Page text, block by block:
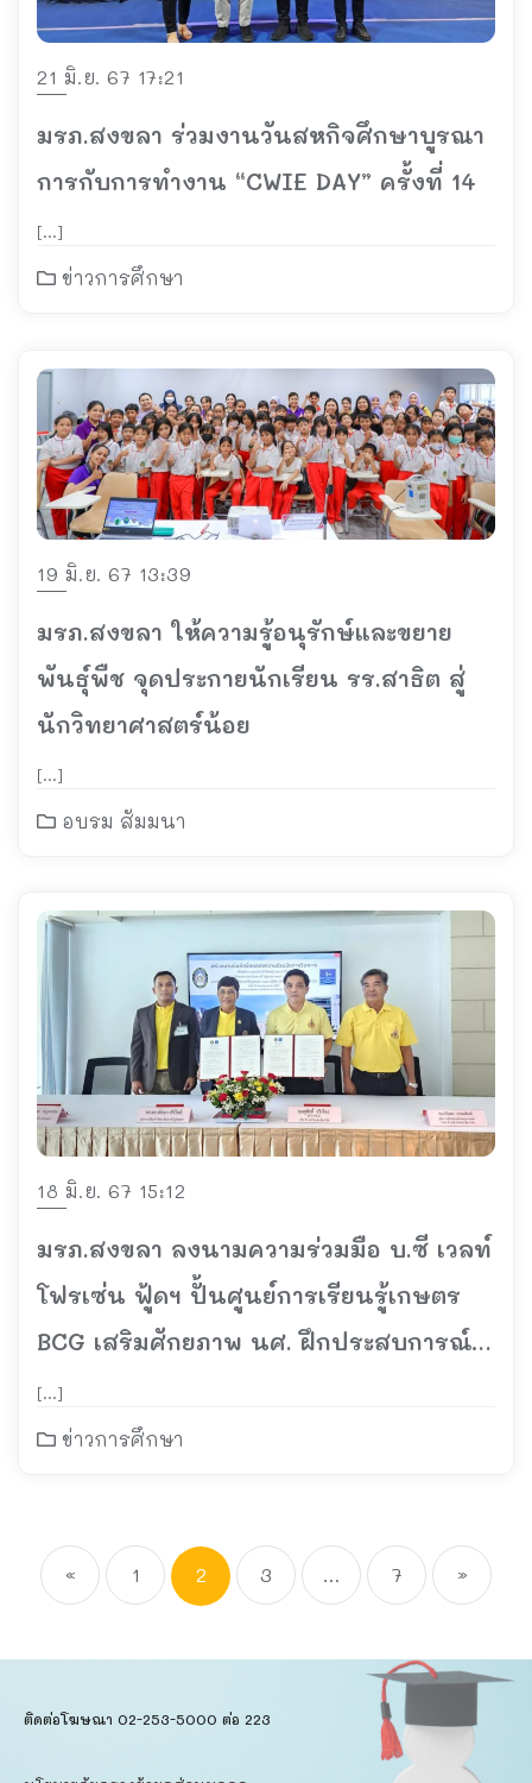
21 มิ.ย. 67 17:21
มรภ.สงขลา ร่วมงานวันสหกิจศึกษาบูรณา
การกับการทำงาน “CWIE DAY” ครั้งที่ 14
[…]
ข่าวการศึกษา
19 มิ.ย. 67 13:39
มรภ.สงขลา ให้ความรู้อนุรักษ์และขยาย
พันธุ์พืช จุดประกายนักเรียน รร.สาธิต สู่
นักวิทยาศาสตร์น้อย
[…]
อบรม สัมมนา
18 มิ.ย. 67 15:12
มรภ.สงขลา ลงนามความร่วมมือ บ.ซี เวลท์
โฟรเซ่น ฟู้ดฯ ปั้นศูนย์การเรียนรู้เกษตร
BCG เสริมศักยภาพ นศ. ฝึกประสบการณ์
วิชาชีพ
[…]
ข่าวการศึกษา
« 1 2 3 … 7 »
ติดต่อโฆษณา 02-253-5000​ ต่อ 223